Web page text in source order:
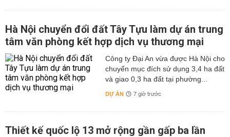
Hà Nội chuyển đổi đất Tây Tựu làm dự án trung
tâm văn phòng kết hợp dịch vụ thương mại
Công ty Đại An vừa được Hà Nội cho
chuyển mục đích sử dụng 3,4 ha đất
và giao 0,3 ha đất tại phường...
DỰ ÁN 7 giờ trước
Thiết kế quốc lộ 13 mở rộng gần gấp ba lần